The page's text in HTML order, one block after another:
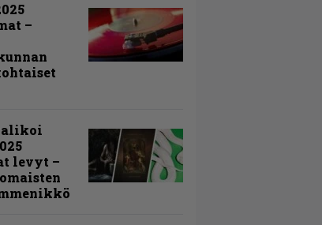
–
levyt –